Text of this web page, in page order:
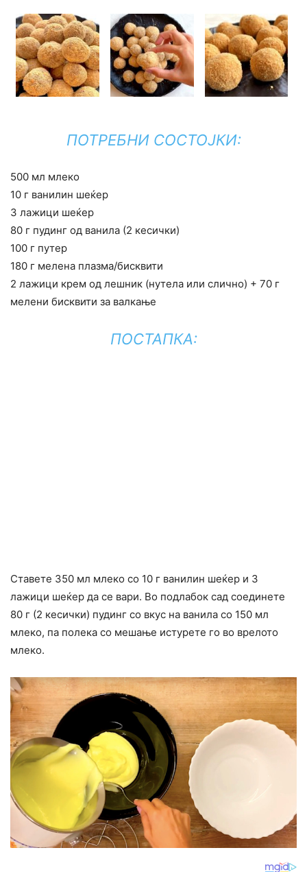
ПОТРЕБНИ СОСТОЈКИ:
500 мл млеко
10 г ванилин шеќер
3 лажици шеќер
80 г пудинг од ванила (2 кесички)
100 г путер
180 г мелена плазма/бисквити
2 лажици крем од лешник (нутела или слично) + 70 г
мелени бисквити за валкање
ПОСТАПКА:
Ставете 350 мл млеко со 10 г ванилин шеќер и 3
лажици шеќер да се вари. Во подлабок сад соединете
80 г (2 кесички) пудинг со вкус на ванила со 150 мл
млеко, па полека со мешање истурете го во врелото
млеко.